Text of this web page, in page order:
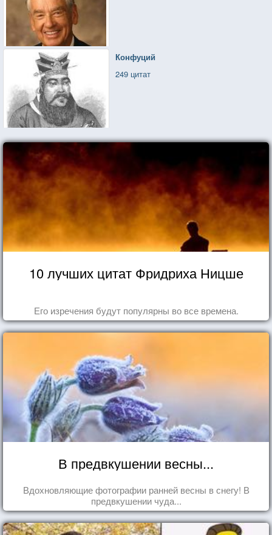
Конфуций
249 цитат
10 лучших цитат Фридриха Ницше
Его изречения будут популярны во все времена.
В предвкушении весны...
Вдохновляющие фотографии ранней весны в снегу! В
предвкушении чуда...